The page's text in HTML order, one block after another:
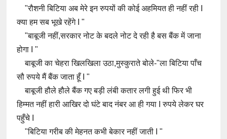
"रौशनी बिटिया अब मेरे इन रुपयों की कोई अहमियत ही नहीं रही I
क्या हम सब भूखे रहेंगे I "
"बाबूजी नहीं,सरकार नोट के बदले नोट दे रही है बस बैंक में जाना
होगा I "
बाबूजी का चेहरा खिलखिला उठा,मुस्कुराते बोले-"ला बिटिया पाँच
सौ रुपये मैं बैंक जाता हूँ I "
बाबूजी हौले हौले बैंक गए बड़ी लंबी कतार लगी हुई थी फिर भी
हिम्मत नहीं हारी आखिर दो घंटे बाद नंबर आ ही गया I रुपये लेकर घर
पहुँचे I
"बिटिया गरीब की मेहनत कभी बेकार नहीं जाती I "